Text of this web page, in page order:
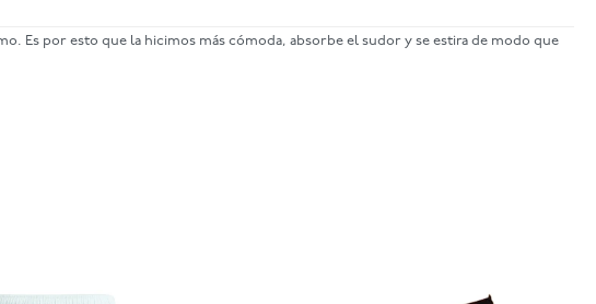
Es por esto que la hicimos más cómoda, absorbe el sudor y se estira de modo que